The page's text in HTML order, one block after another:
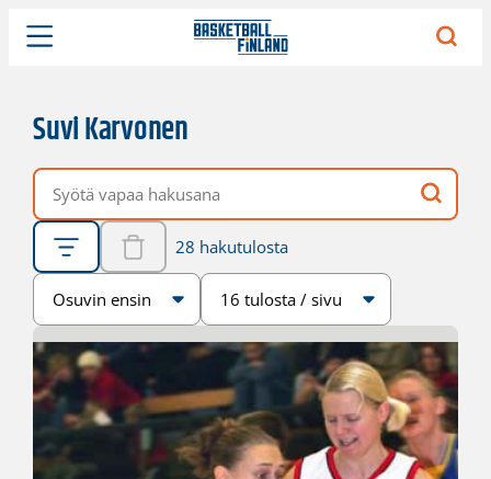
Suvi Karvonen
Vapaa hakusana
28 hakutulosta
Järjestys
Sivukoko